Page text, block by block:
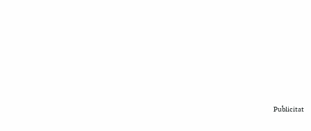
Publicitat